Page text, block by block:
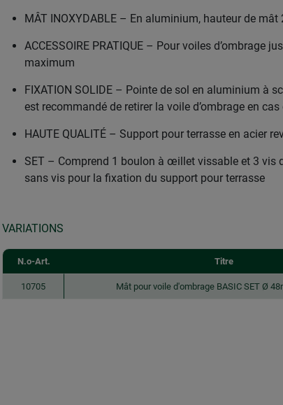
MÂT INOXYDABLE – En aluminium, hauteur de mât
ACCESSOIRE PRATIQUE – Pour voiles d’ombrage
maximum
FIXATION SOLIDE – Pointe de sol en aluminium à
est recommandé de retirer la voile d’ombrage en
HAUTE QUALITÉ – Support pour terrasse en acier
SET – Comprend 1 boulon à œillet vissable et 3 vis
sans vis pour la fixation du support pour terrasse
VARIATIONS
N.o-Art. Titre
10705 Mât pour voile d'ombrage BASIC SET Ø